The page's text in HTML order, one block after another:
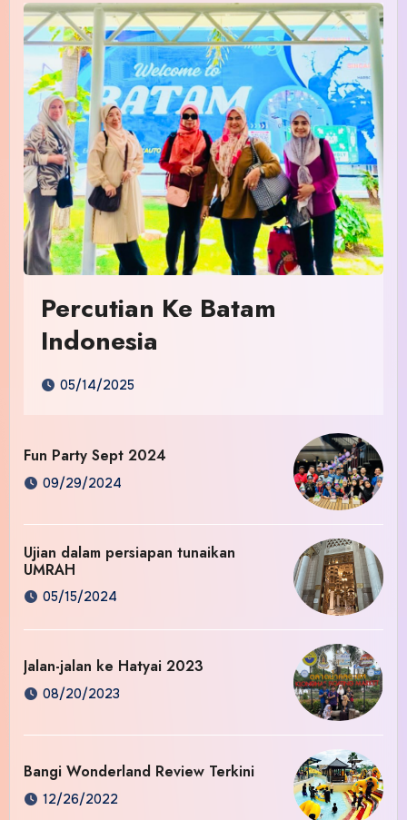
Percutian Ke Batam
Indonesia
05/14/2025
Fun Party Sept 2024
09/29/2024
Ujian dalam persiapan tunaikan
UMRAH
05/15/2024
Jalan-jalan ke Hatyai 2023
08/20/2023
Bangi Wonderland Review Terkini
12/26/2022